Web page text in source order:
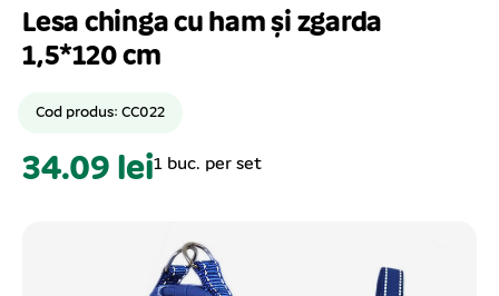
Lesa chinga cu ham și zgarda
1,5*120 cm
Cod produs: CC022
34.09 lei1 buc. per set